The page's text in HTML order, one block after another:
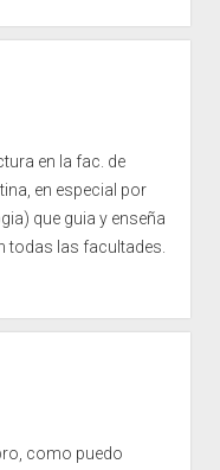
en la fac. de
en especial por
que guia y enseña
todas las facultades.
como puedo